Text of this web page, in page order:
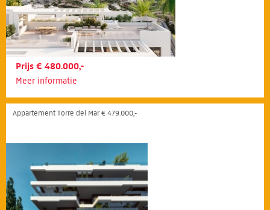
Prijs € 480.000,-
Meer informatie
Appartement Torre del Mar € 479.000,-